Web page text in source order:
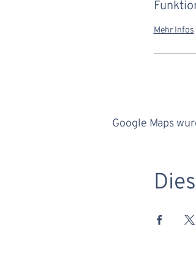
Mehr Infos
Google Maps